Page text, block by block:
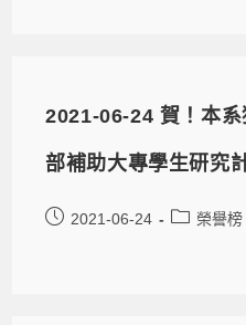
2021-06-24 賀！本
部補助大專學生研究
2021-06-24 榮譽榜